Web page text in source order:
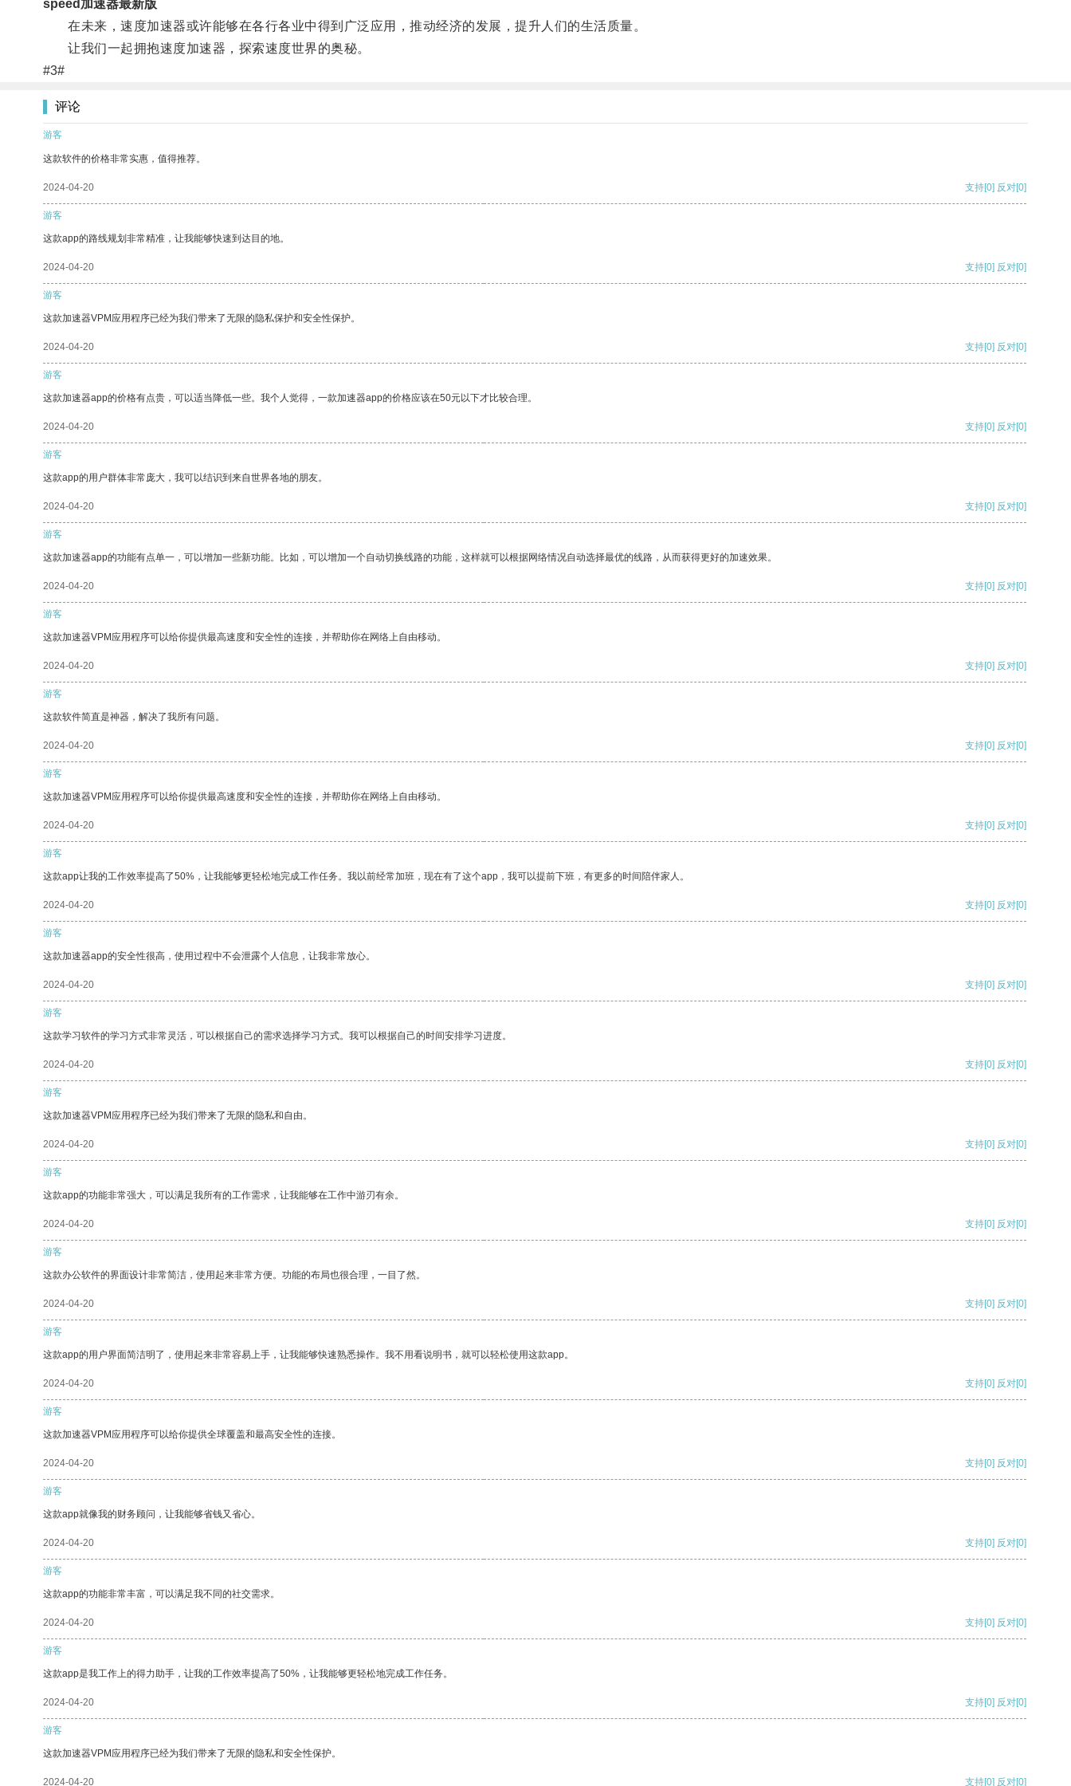
speed加速器最新版
在未来，速度加速器或许能够在各行各业中得到广泛应用，推动经济的发展，提升人们的生活质量。
让我们一起拥抱速度加速器，探索速度世界的奥秘。
#3#
评论
游客
这款软件的价格非常实惠，值得推荐。
2024-04-20 支持[0] 反对[0]
游客
这款app的路线规划非常精准，让我能够快速到达目的地。
2024-04-20 支持[0] 反对[0]
游客
这款加速器VPM应用程序已经为我们带来了无限的隐私保护和安全性保护。
2024-04-20 支持[0] 反对[0]
游客
这款加速器app的价格有点贵，可以适当降低一些。我个人觉得，一款加速器app的价格应该在50元以下才比较合理。
2024-04-20 支持[0] 反对[0]
游客
这款app的用户群体非常庞大，我可以结识到来自世界各地的朋友。
2024-04-20 支持[0] 反对[0]
游客
这款加速器app的功能有点单一，可以增加一些新功能。比如，可以增加一个自动切换线路的功能，这样就可以根据网络情况自动选择最优的线路，从而获得更好的加速效果。
2024-04-20 支持[0] 反对[0]
游客
这款加速器VPM应用程序可以给你提供最高速度和安全性的连接，并帮助你在网络上自由移动。
2024-04-20 支持[0] 反对[0]
游客
这款软件简直是神器，解决了我所有问题。
2024-04-20 支持[0] 反对[0]
游客
这款加速器VPM应用程序可以给你提供最高速度和安全性的连接，并帮助你在网络上自由移动。
2024-04-20 支持[0] 反对[0]
游客
这款app让我的工作效率提高了50%，让我能够更轻松地完成工作任务。我以前经常加班，现在有了这个app，我可以提前下班，有更多的时间陪伴家人。
2024-04-20 支持[0] 反对[0]
游客
这款加速器app的安全性很高，使用过程中不会泄露个人信息，让我非常放心。
2024-04-20 支持[0] 反对[0]
游客
这款学习软件的学习方式非常灵活，可以根据自己的需求选择学习方式。我可以根据自己的时间安排学习进度。
2024-04-20 支持[0] 反对[0]
游客
这款加速器VPM应用程序已经为我们带来了无限的隐私和自由。
2024-04-20 支持[0] 反对[0]
游客
这款app的功能非常强大，可以满足我所有的工作需求，让我能够在工作中游刃有余。
2024-04-20 支持[0] 反对[0]
游客
这款办公软件的界面设计非常简洁，使用起来非常方便。功能的布局也很合理，一目了然。
2024-04-20 支持[0] 反对[0]
游客
这款app的用户界面简洁明了，使用起来非常容易上手，让我能够快速熟悉操作。我不用看说明书，就可以轻松使用这款app。
2024-04-20 支持[0] 反对[0]
游客
这款加速器VPM应用程序可以给你提供全球覆盖和最高安全性的连接。
2024-04-20 支持[0] 反对[0]
游客
这款app就像我的财务顾问，让我能够省钱又省心。
2024-04-20 支持[0] 反对[0]
游客
这款app的功能非常丰富，可以满足我不同的社交需求。
2024-04-20 支持[0] 反对[0]
游客
这款app是我工作上的得力助手，让我的工作效率提高了50%，让我能够更轻松地完成工作任务。
2024-04-20 支持[0] 反对[0]
游客
这款加速器VPM应用程序已经为我们带来了无限的隐私和安全性保护。
2024-04-20 支持[0] 反对[0]